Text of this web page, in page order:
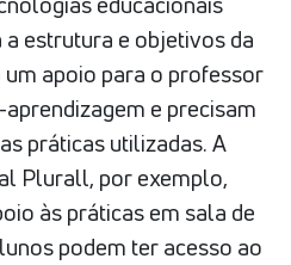
estrutura e objetivos da
apoio para o professor
e precisam
práticas utilizadas. A
Plurall, por exemplo,
às práticas em sala de
podem ter acesso ao